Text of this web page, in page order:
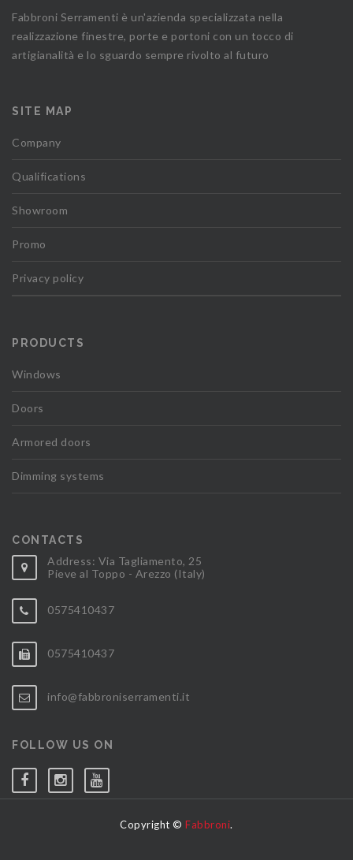
Fabbroni Serramenti è un'azienda specializzata nella
realizzazione finestre, porte e portoni con un tocco di
artigianalità e lo sguardo sempre rivolto al futuro
SITE MAP
Company
Qualifications
Showroom
Promo
Privacy policy
PRODUCTS
Windows
Doors
Armored doors
Dimming systems
CONTACTS
Address: Via Tagliamento, 25
Pieve al Toppo - Arezzo (Italy)
0575410437
0575410437
info@fabbroniserramenti.it
FOLLOW US ON
Copyright ©Fabbroni.